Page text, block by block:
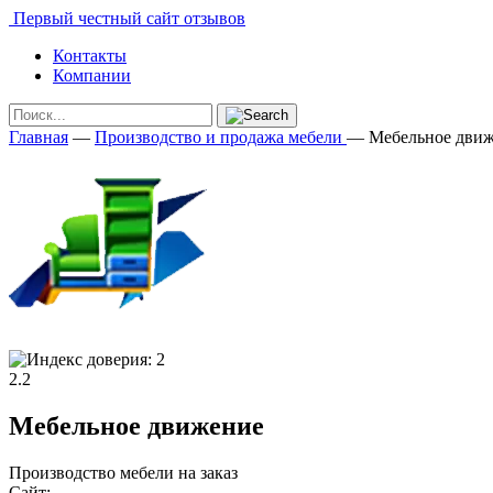
Первый честный сайт отзывов
Контакты
Компании
Главная — Производство и продажа мебели — Мебельное
2.2
Мебельное движение
Производство мебели на заказ